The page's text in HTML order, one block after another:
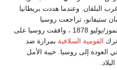
البلقان. وعندما هددت بريطانيا
ستيفانو، تراجعت روسيا
في تموز/يوليو 1878 ، وافقت روسيا على
ترك القومية السلافية بمرارة ضد
العودة إلى روسيا. خيبة الأمل